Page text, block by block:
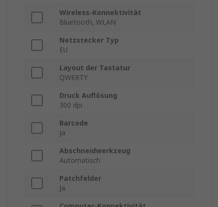
Wireless-Konnektivität
Bluetooth, WLAN
Netzstecker Typ
EU
Layout der Tastatur
QWERTY
Druck Auflösung
300 dpi
Barcode
Ja
Abschneidwerkzeug
Automatisch
Patchfelder
Ja